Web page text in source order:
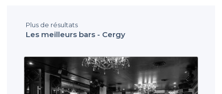
Plus de résultats
Les meilleurs bars - Cergy